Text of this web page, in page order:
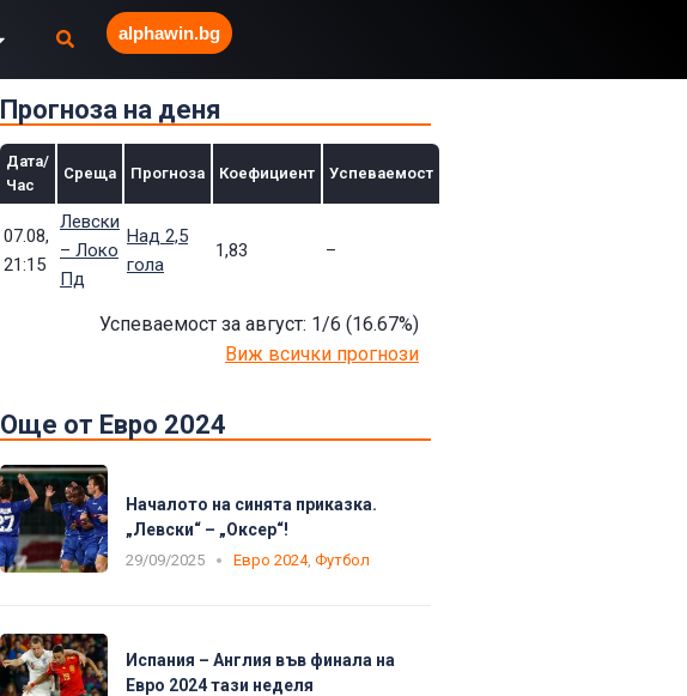
alphawin.bg
Прогноза на деня
Дата/
Час
Среща Прогноза Коефициент Успеваемост
07.08,
21:15
Левски
– Локо
Пд
Над 2,5
гола
1,83 –
Успеваемост за август: 1/6 (16.67%)
Виж всички прогнози
Още от Евро 2024
Началото на синята приказка.
„Левски“ – „Оксер“!
29/09/2025 Евро 2024, Футбол
Испания – Англия във финала на
Евро 2024 тази неделя